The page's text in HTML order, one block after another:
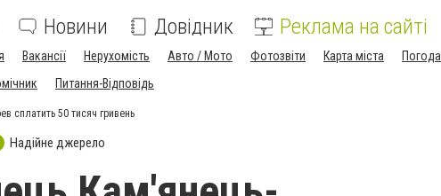
Новини Довідник Реклама на сайті
Вакансії Нерухомість Авто / Мото Фотозвіти Карта міста Погода
Питання-Відповідь
сплатить 50 тисяч гривень
Надійне джерело